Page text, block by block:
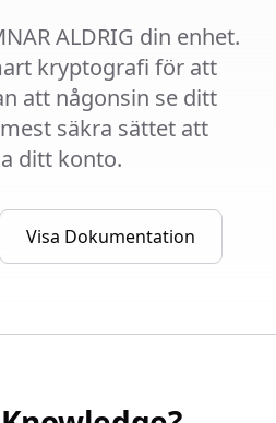
ALDRIG din enhet.
kryptografi för att
att någonsin se ditt
säkra sättet att
ditt konto.
Visa Dokumentation